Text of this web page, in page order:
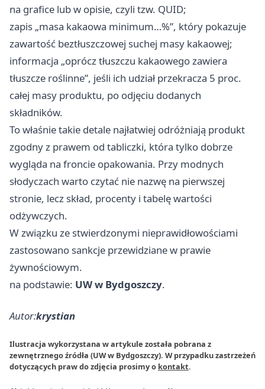
na grafice lub w opisie, czyli tzw. QUID;
zapis „masa kakaowa minimum…%”, który pokazuje
zawartość beztłuszczowej suchej masy kakaowej;
informacja „oprócz tłuszczu kakaowego zawiera
tłuszcze roślinne”, jeśli ich udział przekracza 5 proc.
całej masy produktu, po odjęciu dodanych
składników.
To właśnie takie detale najłatwiej odróżniają produkt
zgodny z prawem od tabliczki, która tylko dobrze
wygląda na froncie opakowania. Przy modnych
słodyczach warto czytać nie nazwę na pierwszej
stronie, lecz skład, procenty i tabelę wartości
odżywczych.
W związku ze stwierdzonymi nieprawidłowościami
zastosowano sankcje przewidziane w prawie
żywnościowym.
na podstawie: UW w Bydgoszczy.
Autor:krystian
Ilustracja wykorzystana w artykule została pobrana z
zewnętrznego źródła (UW w Bydgoszczy). W przypadku zastrzeżeń
dotyczących praw do zdjęcia prosimy o kontakt.